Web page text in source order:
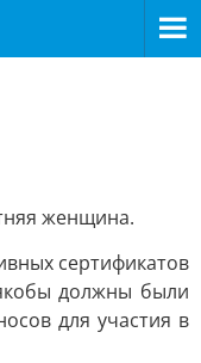
женщина.
сертификатов
должны были
для участия в